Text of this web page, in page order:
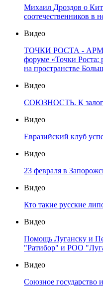
Михаил Дроздов о
соотечественников в
Видео
ТОЧКИ РОСТА -
форуме «Точки Роста:
на пространстве
Видео
СОЮЗНОСТЬ. К
Видео
Евразийский клуб
Видео
23 февраля в
Видео
Кто такие русские
Видео
Помощь Луганску и
"Ратибор" и РОО
Видео
Союзное государство